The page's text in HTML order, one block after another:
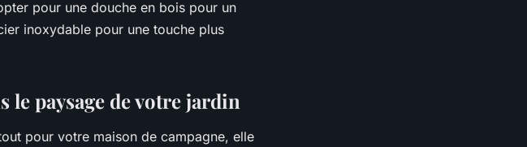
pour une douche en bois pour un
inoxydable pour une touche plus
le paysage de votre jardin
pour votre maison de campagne, elle